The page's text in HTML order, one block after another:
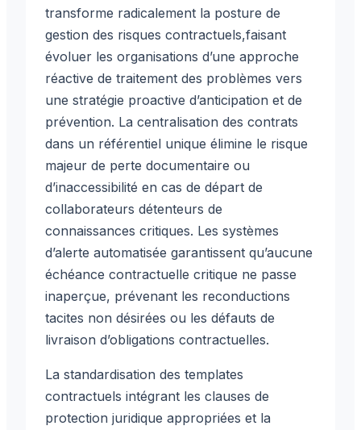
transforme radicalement la posture de
gestion des risques contractuels,faisant
évoluer les organisations d’une approche
réactive de traitement des problèmes vers
une stratégie proactive d’anticipation et de
prévention. La centralisation des contrats
dans un référentiel unique élimine le risque
majeur de perte documentaire ou
d’inaccessibilité en cas de départ de
collaborateurs détenteurs de
connaissances critiques. Les systèmes
d’alerte automatisée garantissent qu’aucune
échéance contractuelle critique ne passe
inaperçue, prévenant les reconductions
tacites non désirées ou les défauts de
livraison d’obligations contractuelles.
La standardisation des templates
contractuels intégrant les clauses de
protection juridique appropriées et la